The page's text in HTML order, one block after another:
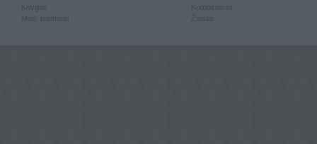
Knygos
Mob. telefonai
Kompiuterija
Žaislai